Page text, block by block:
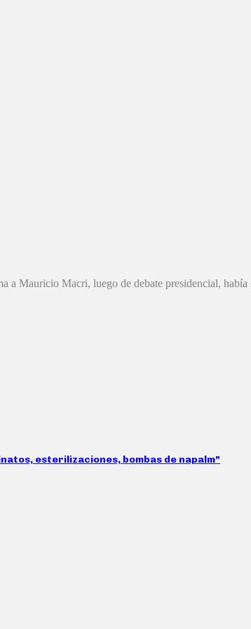
a Mauricio Macri, luego de debate presidencial,
esterilizaciones, bombas de napalm”